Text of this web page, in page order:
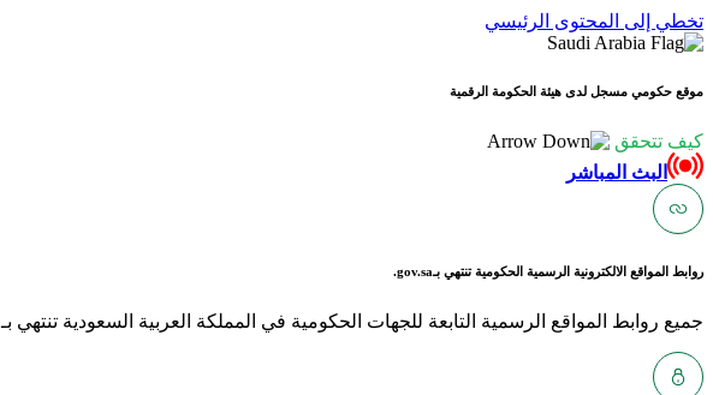
تخطي إلى المحتوى الرئيسي
موقع حكومي مسجل لدى هيئة الحكومة الرقمية
كيف تتحقق
البث المباشر
روابط المواقع الالكترونية الرسمية الحكومية تنتهي بـgov.sa.
جميع روابط المواقع الرسمية التابعة للجهات الحكومية في المملكة العربية السعودية تنتهي بـ gov.sa